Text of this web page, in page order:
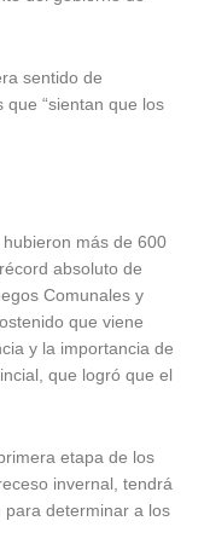
sentido de
que “sientan que los
más de 600
absoluto de
Comunales y
que viene
y la importancia de
que logró que el
etapa de los
invernal, tendrá
para determinar a los